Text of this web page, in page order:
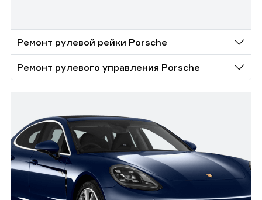
Ремонт рулевой рейки Porsche
Ремонт рулевого управления Porsche